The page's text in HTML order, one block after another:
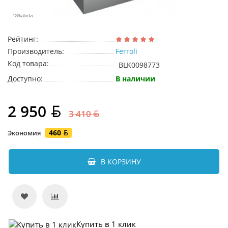
Рейтинг:
Производитель:
Ferroli
Код товара:
BLK0098773
Доступно:
В наличии
2 950 3 410
Экономия 460
В КОРЗИНУ
Купить в 1 клик